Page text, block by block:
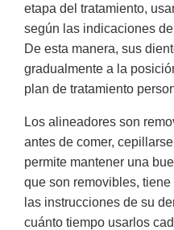
etapa del tratamiento,
según las indicaciones
De esta manera, sus
gradualmente a la
plan de tratamiento
Los alineadores son
antes de comer,
permite mantener una
que son removibles,
las instrucciones de su
cuánto tiempo usarlos